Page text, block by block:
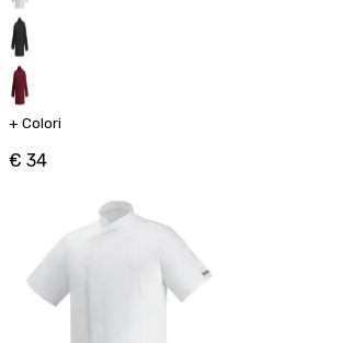
+ Colori
€ 34